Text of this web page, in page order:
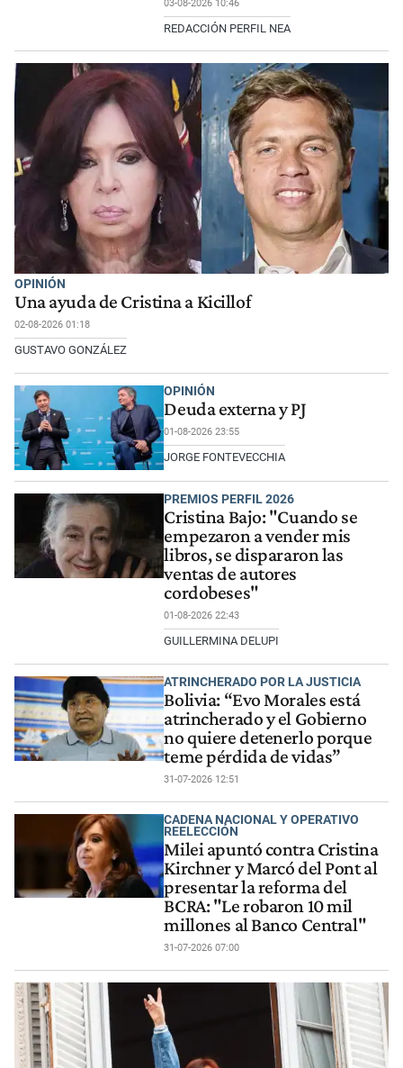
03-08-2026 10:46
REDACCIÓN PERFIL NEA
OPINIÓN
Una ayuda de Cristina a Kicillof
02-08-2026 01:18
GUSTAVO GONZÁLEZ
OPINIÓN
Deuda externa y PJ
01-08-2026 23:55
JORGE FONTEVECCHIA
PREMIOS PERFIL 2026
Cristina Bajo: "Cuando se
empezaron a vender mis
libros, se dispararon las
ventas de autores
cordobeses"
01-08-2026 22:43
GUILLERMINA DELUPI
ATRINCHERADO POR LA JUSTICIA
Bolivia: “Evo Morales está
atrincherado y el Gobierno
no quiere detenerlo porque
teme pérdida de vidas”
31-07-2026 12:51
CADENA NACIONAL Y OPERATIVO
REELECCIÓN
Milei apuntó contra Cristina
Kirchner y Marcó del Pont al
presentar la reforma del
BCRA: "Le robaron 10 mil
millones al Banco Central"
31-07-2026 07:00